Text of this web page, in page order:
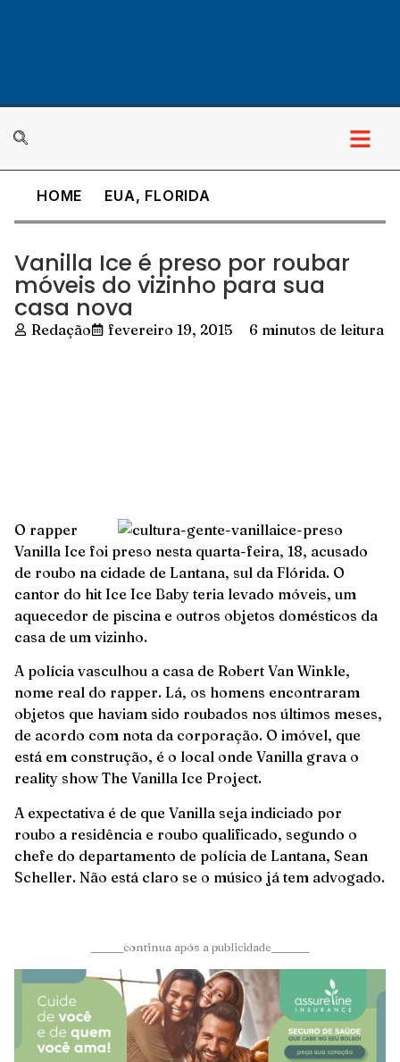
HOME EUA, FLORIDA
Vanilla Ice é preso por roubar
móveis do vizinho para sua
casa nova
Redação fevereiro 19, 2015 6 minutos de leitura
O rapper
Vanilla Ice foi preso nesta quarta-feira, 18, acusado
de roubo na cidade de Lantana, sul da Flórida. O
cantor do hit Ice Ice Baby teria levado móveis, um
aquecedor de piscina e outros objetos domésticos da
casa de um vizinho.
A polícia vasculhou a casa de Robert Van Winkle,
nome real do rapper. Lá, os homens encontraram
objetos que haviam sido roubados nos últimos meses,
de acordo com nota da corporação. O imóvel, que
está em construção, é o local onde Vanilla grava o
reality show The Vanilla Ice Project.
A expectativa é de que Vanilla seja indiciado por
roubo a residência e roubo qualificado, segundo o
chefe do departamento de polícia de Lantana, Sean
Scheller. Não está claro se o músico já tem advogado.
______continua após a publicidade_______